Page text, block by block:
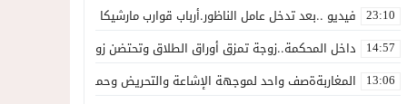
23:10 فيديو ..بعد تدخل عامل الناظور.أرباب قوارب مارشيكا يعلقون احتجاجهم
14:57 داخل المحكمة..زوجة تمزق أوراق الطلاق وتحتضن زوجها في لحظة
13:06 المغاربةةصف واحد لموجهة الإشاعة والتحريض وحملات التضليل